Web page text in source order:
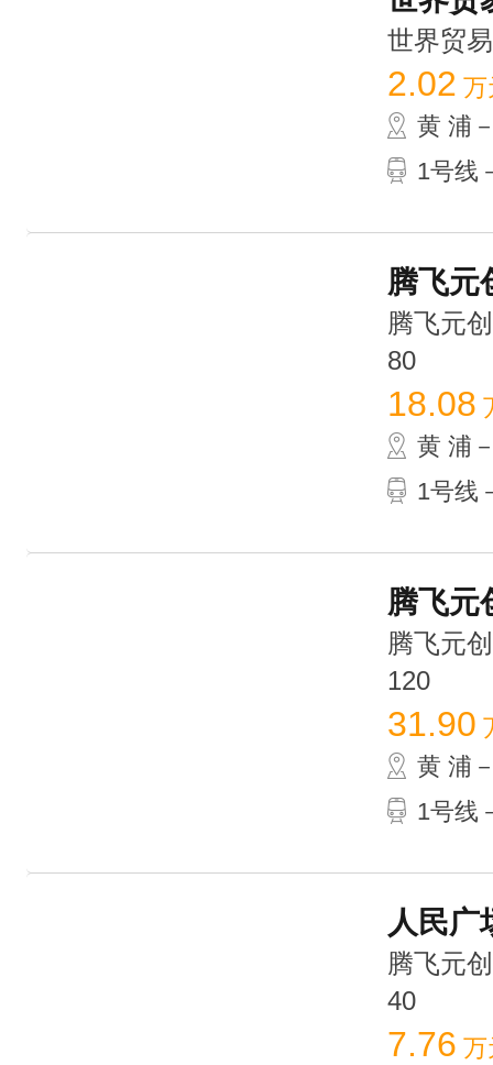
世界贸
2.02 万
黄 浦
1号线
腾飞
腾飞元
80
18.08
黄 浦
1号线
腾飞
腾飞元
120
31.90
黄 浦
1号线
人民广
腾飞元
40
7.76 万